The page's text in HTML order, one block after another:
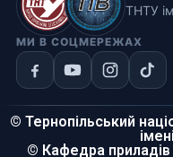
ТНТУ
МИ В СОЦМЕРЕЖАХ
© Тернопільський
© Кафедра приладів